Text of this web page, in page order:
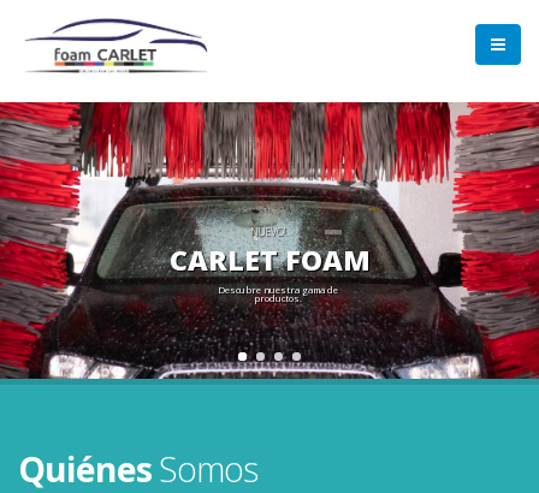
NUEVO!
CARLET FOAM
Descubre nuestra gama de
productos.
QuiénesSomos